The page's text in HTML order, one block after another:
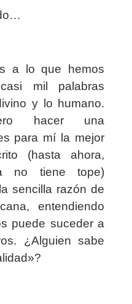
a lo que hemos
mil palabras
y lo humano.
hacer una
para mí la mejor
(hasta ahora,
no tiene tope)
sencilla razón de
entendiendo
puede suceder a
¿Alguien sabe